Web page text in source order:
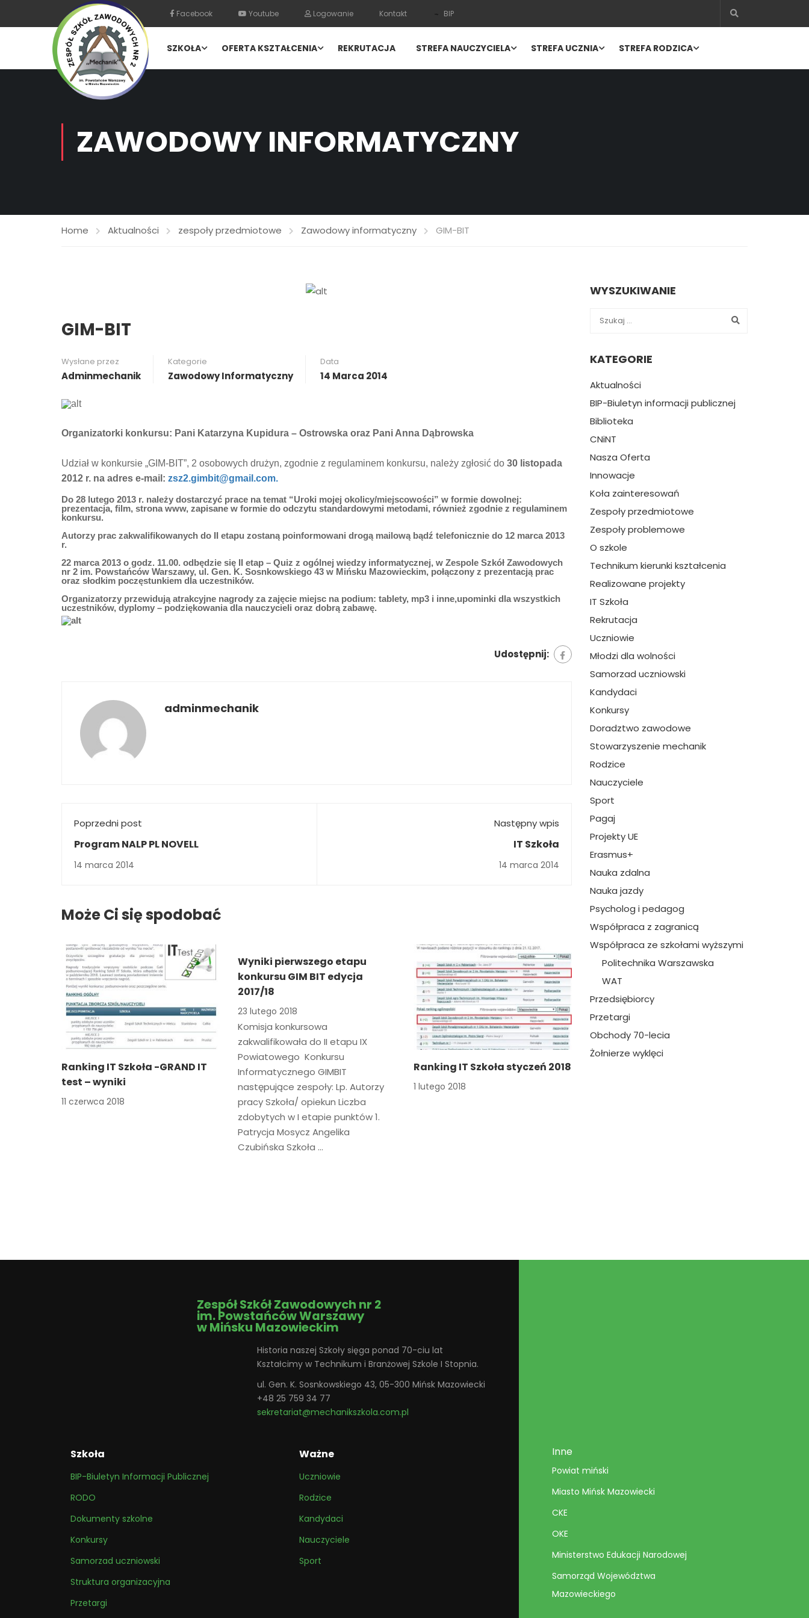
Facebook Youtube Logowanie Kontakt BIP
SZKOŁA OFERTA KSZTAŁCENIA REKRUTACJA STREFA NAUCZYCIELA STREFA UCZNIA STREFA RODZICA
ZAWODOWY INFORMATYCZNY
Home Aktualności zespoły przedmiotowe Zawodowy informatyczny GIM-BIT
GIM-BIT
Wysłane przez
Adminmechanik
Kategorie
Zawodowy Informatyczny
Data
14 Marca 2014
Organizatorki konkursu: Pani Katarzyna Kupidura – Ostrowska oraz Pani Anna Dąbrowska
Udział w konkursie „GIM-BIT”, 2 osobowych drużyn, zgodnie z regulaminem konkursu, należy zgłosić do 30 listopada
2012 r. na adres e-mail: zsz2.gimbit@gmail.com.
Do 28 lutego 2013 r. należy dostarczyć prace na temat “Uroki mojej okolicy/miejscowości” w formie dowolnej:
prezentacja, film, strona www, zapisane w formie do odczytu standardowymi metodami, również zgodnie z regulaminem
konkursu.
Autorzy prac zakwalifikowanych do II etapu zostaną poinformowani drogą mailową bądź telefonicznie do 12 marca 2013
r.
22 marca 2013 o godz. 11.00. odbędzie się II etap – Quiz z ogólnej wiedzy informatycznej, w Zespole Szkół Zawodowych
nr 2 im. Powstańców Warszawy, ul. Gen. K. Sosnkowskiego 43 w Mińsku Mazowieckim, połączony z prezentacją prac
oraz słodkim poczęstunkiem dla uczestników.
Organizatorzy przewidują atrakcyjne nagrody za zajęcie miejsc na podium: tablety, mp3 i inne,upominki dla wszystkich
uczestników, dyplomy – podziękowania dla nauczycieli oraz dobrą zabawę.
Udostępnij:
adminmechanik
Poprzedni post
Program NALP PL NOVELL
14 marca 2014
Następny wpis
IT Szkoła
14 marca 2014
Może Ci się spodobać
Ranking IT Szkoła -GRAND IT
test – wyniki
11 czerwca 2018
Wyniki pierwszego etapu
konkursu GIM BIT edycja
2017/18
23 lutego 2018
Komisja konkursowa
zakwalifikowała do II etapu IX
Powiatowego Konkursu
Informatycznego GIMBIT
następujące zespoły: Lp. Autorzy
pracy Szkoła/ opiekun Liczba
zdobytych w I etapie punktów 1.
Patrycja Mosycz Angelika
Czubińska Szkoła …
Ranking IT Szkoła styczeń 2018
1 lutego 2018
WYSZUKIWANIE
KATEGORIE
Aktualności
BIP-Biuletyn informacji publicznej
Biblioteka
CNiNT
Nasza Oferta
Innowacje
Koła zainteresowań
Zespoły przedmiotowe
Zespoły problemowe
O szkole
Technikum kierunki kształcenia
Realizowane projekty
IT Szkoła
Rekrutacja
Uczniowie
Młodzi dla wolności
Samorzad uczniowski
Kandydaci
Konkursy
Doradztwo zawodowe
Stowarzyszenie mechanik
Rodzice
Nauczyciele
Sport
Pagaj
Projekty UE
Erasmus+
Nauka zdalna
Nauka jazdy
Psycholog i pedagog
Współpraca z zagranicą
Współpraca ze szkołami wyższymi
Politechnika Warszawska
WAT
Przedsiębiorcy
Przetargi
Obchody 70-lecia
Żołnierze wyklęci
Zespół Szkół Zawodowych nr 2
im. Powstańców Warszawy
w Mińsku Mazowieckim
Historia naszej Szkoły sięga ponad 70-ciu lat
Kształcimy w Technikum i Branżowej Szkole I Stopnia.
ul. Gen. K. Sosnkowskiego 43, 05-300 Mińsk Mazowiecki
+48 25 759 34 77
sekretariat@mechanikszkola.com.pl
Szkoła
BIP-Biuletyn Informacji Publicznej
RODO
Dokumenty szkolne
Konkursy
Samorzad uczniowski
Struktura organizacyjna
Przetargi
Ważne
Uczniowie
Rodzice
Kandydaci
Nauczyciele
Sport
Inne
Powiat miński
Miasto Mińsk Mazowiecki
CKE
OKE
Ministerstwo Edukacji Narodowej
Samorząd Województwa
Mazowieckiego